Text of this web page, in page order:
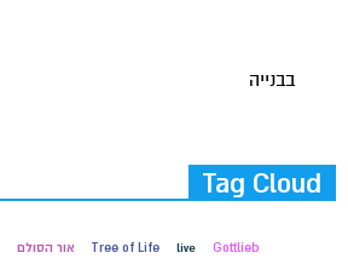
בבנייה
Tag Cloud
Gottlieb
live
Tree of Life אור הסולם